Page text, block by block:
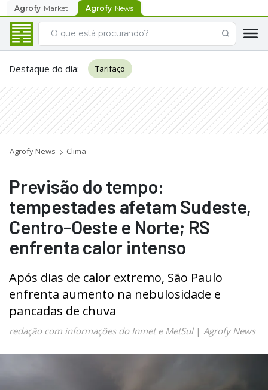
Agrofy Market Agrofy News
Destaque do dia: Tarifaço
Agrofy News Clima
Previsão do tempo:
tempestades afetam Sudeste,
Centro-Oeste e Norte; RS
enfrenta calor intenso
Após dias de calor extremo, São Paulo
enfrenta aumento na nebulosidade e
pancadas de chuva
redação com informações do Inmet e MetSul| Agrofy News